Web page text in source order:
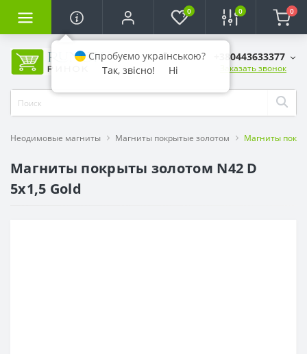
0 0 0
+380443633377
Заказать звонок
Неодимовые магниты Магниты покрытые золотом Магниты
Магниты покрыты золотом N42 D
5x1,5 Gold
Спробуємо українською?
Так, звісно!
Ні